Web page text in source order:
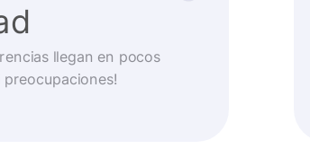
llegan en pocos